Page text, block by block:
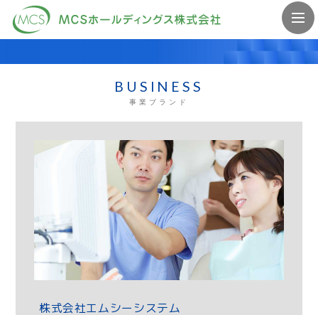
BUSINESS
事業ブランド
株式会社エムシーシステム